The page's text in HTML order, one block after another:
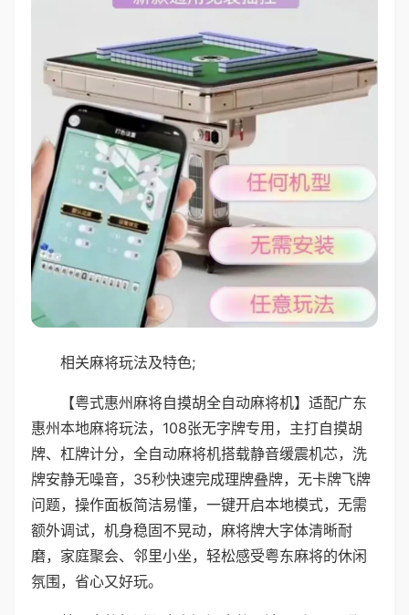
相关麻将玩法及特色;
【粤式惠州麻将自摸胡全自动麻将机】适配广东
惠州本地麻将玩法，108张无字牌专用，主打自摸胡
牌、杠牌计分，全自动麻将机搭载静音缓震机芯，洗
牌安静无噪音，35秒快速完成理牌叠牌，无卡牌飞牌
问题，操作面板简洁易懂，一键开启本地模式，无需
额外调试，机身稳固不晃动，麻将牌大字体清晰耐
磨，家庭聚会、邻里小坐，轻松感受粤东麻将的休闲
氛围，省心又好玩。